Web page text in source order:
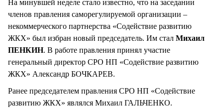
На минувшей неделе стало известно, что на заседании
членов правления саморегулируемой организации –
некоммерческого партнерства «Содействие развитию
ЖКХ» был избран новый председатель. Им стал Михаил
ПЕНКИН. В работе правления принял участие
генеральный директор СРО НП «Содействие развитию
ЖКХ» Александр БОЧКАРЕВ.
Ранее председателем правления СРО НП «Содействие
развитию ЖКХ» являлся Михаил ГАЛЬЧЕНКО.